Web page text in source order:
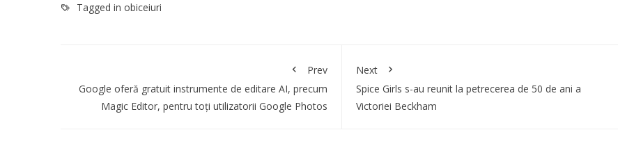
Tagged in obiceiuri
Prev
Google oferă gratuit instrumente de editare AI, precum
Magic Editor, pentru toți utilizatorii Google Photos
Next
Spice Girls s-au reunit la petrecerea de 50 de ani a
Victoriei Beckham